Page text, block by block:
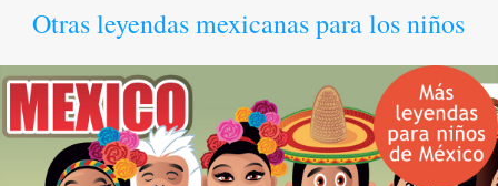
Otras leyendas mexicanas para los niños